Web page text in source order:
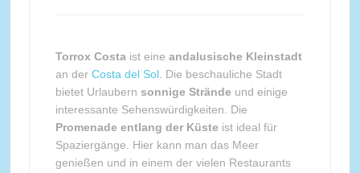
Torrox Costaist eine andalusische Kleinstadt
an der Costa del Sol. Die beschauliche Stadt
bietet Urlaubern sonnige Strände und einige
interessante Sehenswürdigkeiten. Die
Promenade entlang der Küste ist ideal für
Spaziergänge. Hier kann man das Meer
genießen und in einem der vielen Restaurants